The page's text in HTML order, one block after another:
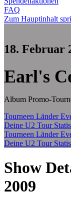
FAQ
Zum Hauptinhalt
18. Februar
Earl's
Album Promo-
Tourneen Länder
Deine U2 Tour
Tourneen Länder
Deine U2 Tour
Show
2009